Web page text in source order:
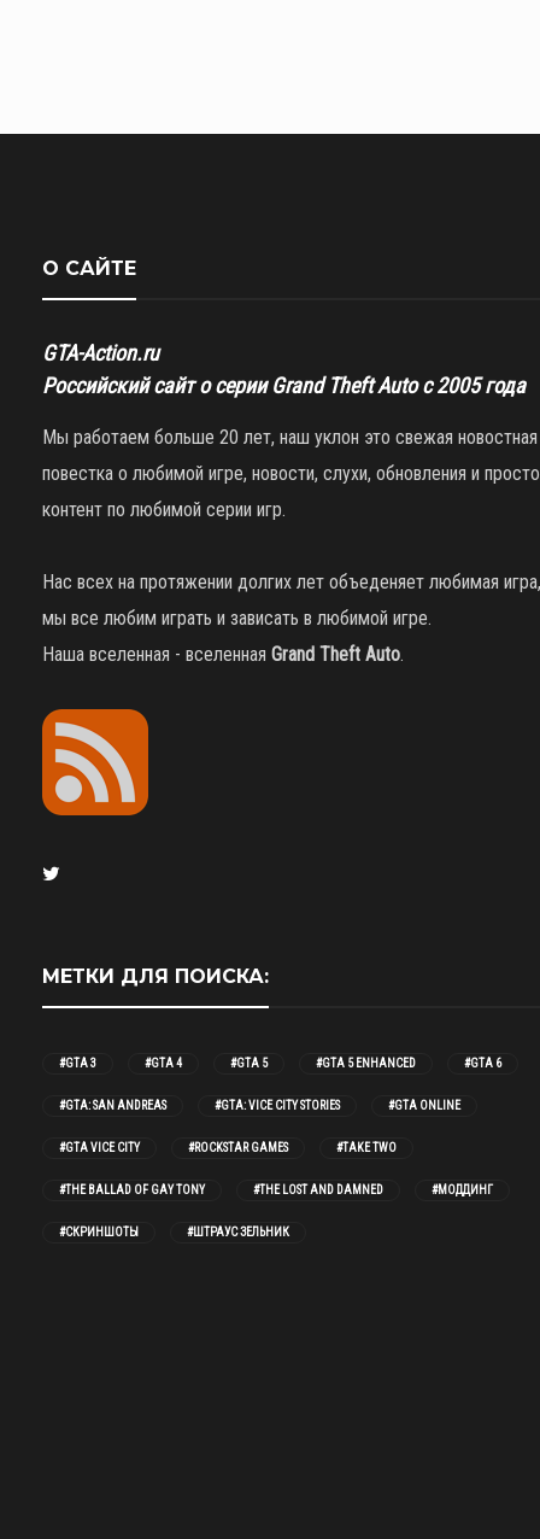
О САЙТЕ
GTA-Action.ru
Российский сайт о серии Grand Theft Auto с 2005 года
Мы работаем больше 20 лет, наш уклон это свежая новостная
повестка о любимой игре, новости, слухи, обновления и просто
контент по любимой серии игр.
Нас всех на протяжении долгих лет объеденяет любимая игра,
мы все любим играть и зависать в любимой игре.
Наша вселенная - вселенная Grand Theft Auto.
МЕТКИ ДЛЯ ПОИСКА:
#GTA 3 #GTA 4 #GTA 5 #GTA 5 ENHANCED #GTA 6
#GTA: SAN ANDREAS #GTA: VICE CITY STORIES #GTA ONLINE
#GTA VICE CITY #ROCKSTAR GAMES #TAKE TWO
#THE BALLAD OF GAY TONY #THE LOST AND DAMNED #МОДДИНГ
#СКРИНШОТЫ #ШТРАУС ЗЕЛЬНИК